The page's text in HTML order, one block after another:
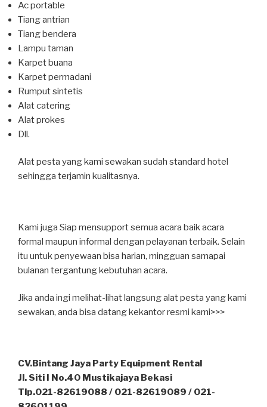
Ac portable
Tiang antrian
Tiang bendera
Lampu taman
Karpet buana
Karpet permadani
Rumput sintetis
Alat catering
Alat prokes
Dll.
Alat pesta yang kami sewakan sudah standard hotel
sehingga terjamin kualitasnya.
Kami juga Siap mensupport semua acara baik acara
formal maupun informal dengan pelayanan terbaik. Selain
itu untuk penyewaan bisa harian, mingguan samapai
bulanan tergantung kebutuhan acara.
Jika anda ingi melihat-lihat langsung alat pesta yang kami
sewakan, anda bisa datang kekantor resmi kami>>>
CV.Bintang Jaya Party Equipment Rental
Jl. Siti I No.40 Mustikajaya Bekasi
Tlp.021-82619088 / 021-82619089 / 021-